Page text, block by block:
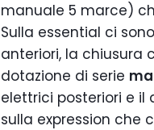
manuale 5 marce)
Sulla essential ci sono
anteriori, la chiusura
dotazione di serie
elettrici posteriori e il
sulla expression che